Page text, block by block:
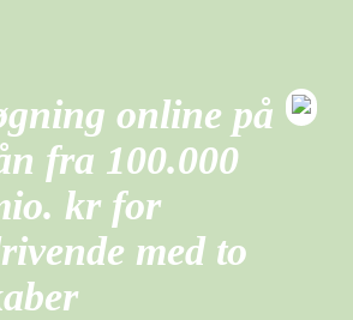
online på
fra 100.000
kr for
med to